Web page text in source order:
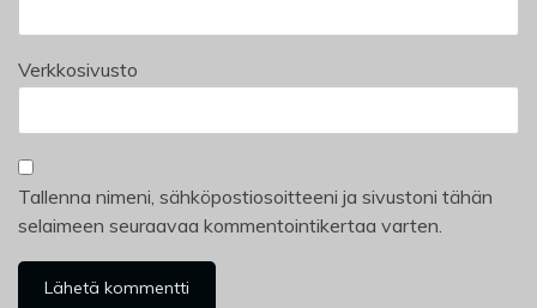
Verkkosivusto
Tallenna nimeni, sähköpostiosoitteeni ja sivustoni tähän
selaimeen seuraavaa kommentointikertaa varten.